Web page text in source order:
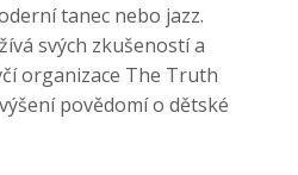
tanec nebo jazz.
svých zkušeností a
organizace The Truth
povědomí o dětské